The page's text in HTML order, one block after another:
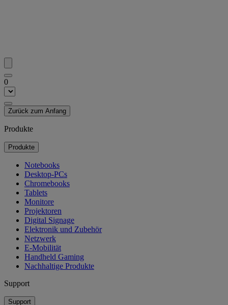
0
Zurück zum Anfang
Produkte
Produkte
Notebooks
Desktop-PCs
Chromebooks
Tablets
Monitore
Projektoren
Digital Signage
Elektronik und Zubehör
Netzwerk
E-Mobilität
Handheld Gaming
Nachhaltige Produkte
Support
Support